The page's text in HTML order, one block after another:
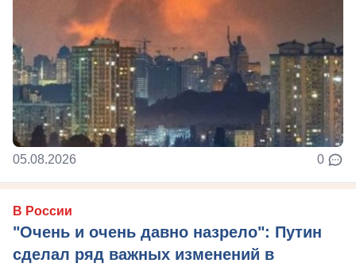
05.08.2026 0
В России
"Очень и очень давно назрело": Путин
сделал ряд важных изменений в